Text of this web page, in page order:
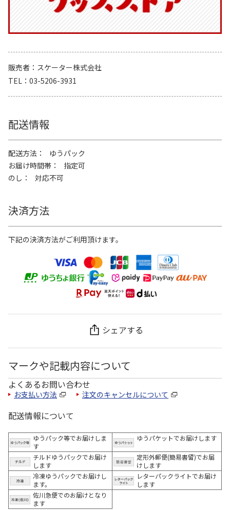
販売者
スケーター株式会社
TEL
03-5206-3931
配送情報
配送方法
ゆうパック
お届け時間帯
指定可
のし
対応不可
決済方法
下記の決済方法がご利用頂けます。
シェアする
マークや記載内容について
よくあるお問い合わせ
お支払い方法 注文のキャンセルについて
配送情報について
ゆうパック等でお届けしま
す
ゆうパケットでお届けします
チルドゆうパックでお届け
します
定形外郵便(簡易書留)でお届
けします
冷凍ゆうパックでお届けし
ます。
レターパックライトでお届け
します
佐川急便でのお届けとなり
ます